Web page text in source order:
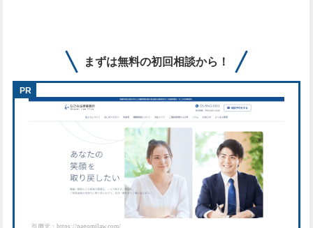
まずは無料の初回相談から！
引用元：https://nagomilaw.com/